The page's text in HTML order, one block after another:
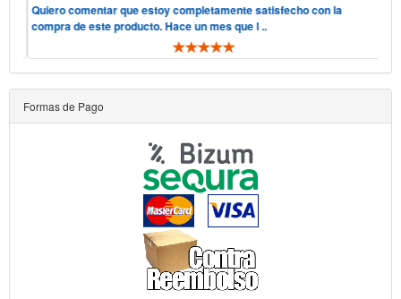
Quiero comentar que estoy completamente satisfecho con la
compra de este producto. Hace un mes que l ..
Formas de Pago